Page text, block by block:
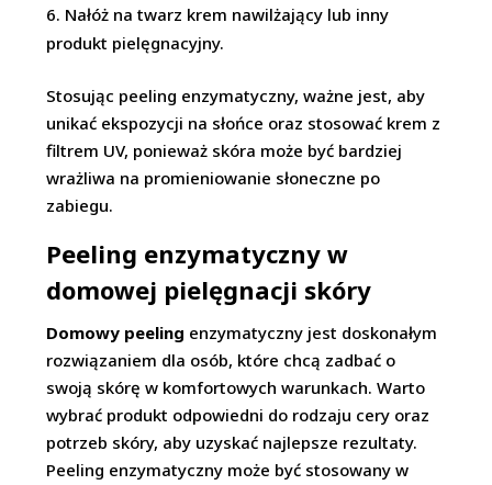
Nałóż na twarz krem nawilżający lub inny
produkt pielęgnacyjny.
Stosując peeling enzymatyczny, ważne jest, aby
unikać ekspozycji na słońce oraz stosować krem z
filtrem UV, ponieważ skóra może być bardziej
wrażliwa na promieniowanie słoneczne po
zabiegu.
Peeling enzymatyczny w
domowej pielęgnacji skóry
Domowy peeling enzymatyczny jest doskonałym
rozwiązaniem dla osób, które chcą zadbać o
swoją skórę w komfortowych warunkach. Warto
wybrać produkt odpowiedni do rodzaju cery oraz
potrzeb skóry, aby uzyskać najlepsze rezultaty.
Peeling enzymatyczny może być stosowany w